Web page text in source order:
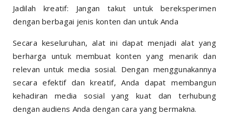
Jadilah kreatif: Jangan takut untuk bereksperimen
dengan berbagai jenis konten dan untuk Anda
Secara keseluruhan, alat ini dapat menjadi alat yang
berharga untuk membuat konten yang menarik dan
relevan untuk media sosial. Dengan menggunakannya
secara efektif dan kreatif, Anda dapat membangun
kehadiran media sosial yang kuat dan terhubung
dengan audiens Anda dengan cara yang bermakna.